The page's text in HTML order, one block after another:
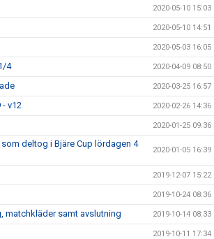
2020-05-10 15:03
2020-05-10 14:51
2020-05-03 16:05
4 2020-04-09 08:50
2020-03-25 16:57
- v12 2020-02-26 14:36
2020-01-25 09:36
deltog i Bjäre Cup lördagen 4
2020-01-05 16:39
2019-12-07 15:22
2019-10-24 08:36
matchkläder samt avslutning 2019-10-14 08:33
2019-10-11 17:34